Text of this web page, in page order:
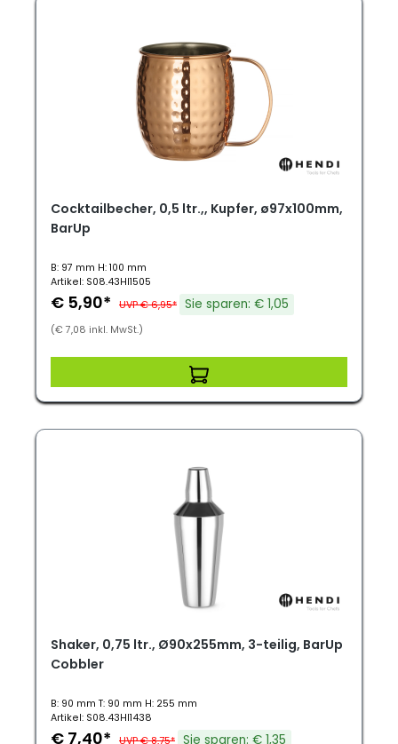
Cocktailbecher, 0,5 ltr.,, Kupfer, ø97x100mm,
BarUp
B: 97 mm H: 100 mm
Artikel: S08.43HI1505
€ 5,90* UVP € 6,95* Sie sparen: € 1,05
(€ 7,08 inkl. MwSt.)
Shaker, 0,75 ltr., Ø90x255mm, 3-teilig, BarUp
Cobbler
B: 90 mm T: 90 mm H: 255 mm
Artikel: S08.43HI1438
€ 7,40* UVP € 8,75* Sie sparen: € 1,35